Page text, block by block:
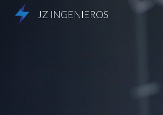
JZ INGENIEROS